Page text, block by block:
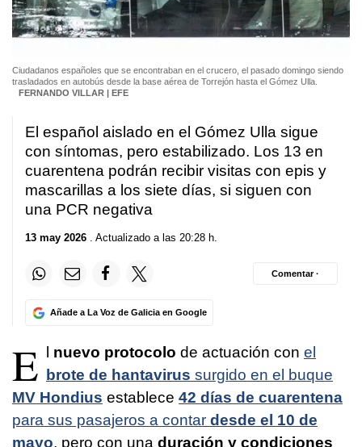
Ciudadanos españoles que se encontraban en el crucero, el pasado domingo siendo
trasladados en autobús desde la base aérea de Torrejón hasta el Gómez Ulla.
FERNANDO VILLAR | EFE
El español aislado en el Gómez Ulla sigue
con síntomas, pero estabilizado. Los 13 en
cuarentena podrán recibir visitas con epis y
mascarillas a los siete días, si siguen con
una PCR negativa
13 may 2026 . Actualizado a las 20:28 h.
Añade a La Voz de Galicia en Google
Comentar ·
E nuevo protocolo de actuación con el
brote de hantavirus surgido en el buque
MV Hondius establece 42 días de cuarentena
para sus pasajeros a contar desde el 10 de
mayo, pero con una duración y condiciones